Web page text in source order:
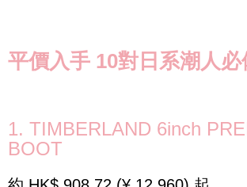
平價入手 10對日系潮人必
1. TIMBERLAND 6inch
BOOT